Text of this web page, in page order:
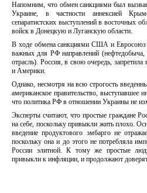
Напомним, что обмен санкциями был
Украине, в частности аннексией
сепаратистских выступлений в восточных
войск в Донецкую и Луганскую области.
В ходе обмена санкциями США и Евросоюз
важных для РФ направлений (нефтедобыча,
отрасль). Россия, в свою очередь,
и Америки.
Однако, несмотря на всю строгость
американское правительство, выступавшее
что политика РФ в отношении Украины не
Эксперты считают, что простые граждане
на себе, поскольку привыкли жить плохо.
введение продуктового эмбарго не
поскольку она и до этого не потребляла
России элитной. К тому же простые
привыкли к инфляции, и продолжают